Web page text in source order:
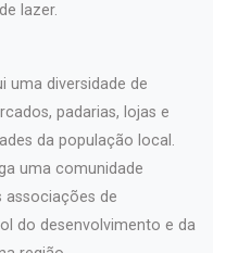
lazer.
uma diversidade de
padarias, lojas e
da população local.
uma comunidade
associações de
do desenvolvimento e da